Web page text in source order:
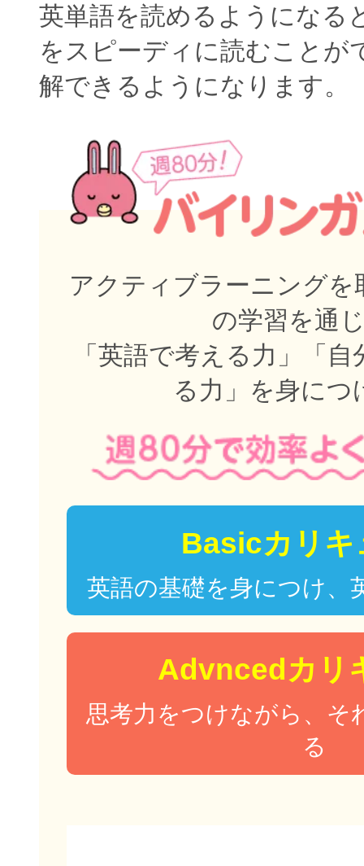
英単語を読めるようになる
をスピーディに読むことが
解できるようになります。
アクティブラーニングを
の学習を通
「英語で考える力」「
る力」を身につ
Basicカリキ
英語の基礎を身につけ、
Advncedカリ
思考力をつけながら、そ
る